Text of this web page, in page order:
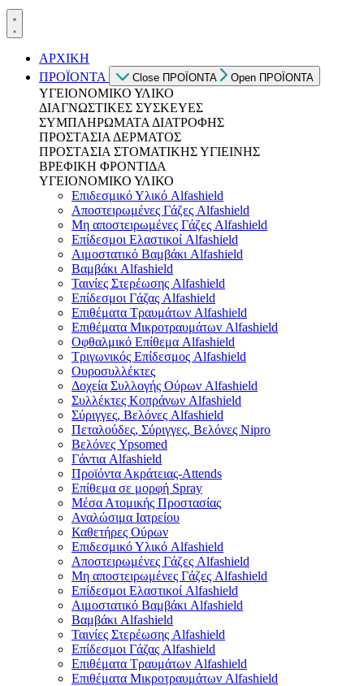
ΑΡΧΙΚΗ
ΠΡΟΪΟΝΤΑ
Close ΠΡΟΪΟΝΤΑ Open ΠΡΟΪΟΝΤΑ
ΥΓΕΙΟΝΟΜΙΚΟ ΥΛΙΚΟ
ΔΙΑΓΝΩΣΤΙΚΕΣ ΣΥΣΚΕΥΕΣ
ΣΥΜΠΛΗΡΩΜΑΤΑ ΔΙΑΤΡΟΦΗΣ
ΠΡΟΣΤΑΣΙΑ ΔΕΡΜΑΤΟΣ
ΠΡΟΣΤΑΣΙΑ ΣΤΟΜΑΤΙΚΗΣ ΥΓΙΕΙΝΗΣ
ΒΡΕΦΙΚΗ ΦΡΟΝΤΙΔΑ
ΥΓΕΙΟΝΟΜΙΚΟ ΥΛΙΚΟ
Επιδεσμικό Υλικό Alfashield
Αποστειρωμένες Γάζες Alfashield
Μη αποστειρωμένες Γάζες Alfashield
Επίδεσμοι Ελαστικοί Alfashield
Αιμοστατικό Βαμβάκι Alfashield
Βαμβάκι Alfashield
Ταινίες Στερέωσης Alfashield
Επίδεσμοι Γάζας Alfashield
Επιθέματα Τραυμάτων Alfashield
Επιθέματα Μικροτραυμάτων Alfashield
Οφθαλμικό Eπίθεμα Alfashield
Τριγωνικός Επίδεσμος Alfashield
Ουροσυλλέκτες
Δοχεία Συλλογής Ούρων Alfashield
Συλλέκτες Κοπράνων Alfashield
Σύριγγες, Βελόνες Alfashield
Πεταλούδες, Σύριγγες, Βελόνες Nipro
Βελόνες Ypsomed
Γάντια Alfashield
Προϊόντα Ακράτειας-Attends
Επίθεμα σε μορφή Spray
Μέσα Ατομικής Προστασίας
Αναλώσιμα Ιατρείου
Καθετήρες Ούρων
Επιδεσμικό Υλικό Alfashield
Αποστειρωμένες Γάζες Alfashield
Μη αποστειρωμένες Γάζες Alfashield
Επίδεσμοι Ελαστικοί Alfashield
Αιμοστατικό Βαμβάκι Alfashield
Βαμβάκι Alfashield
Ταινίες Στερέωσης Alfashield
Επίδεσμοι Γάζας Alfashield
Επιθέματα Τραυμάτων Alfashield
Επιθέματα Μικροτραυμάτων Alfashield